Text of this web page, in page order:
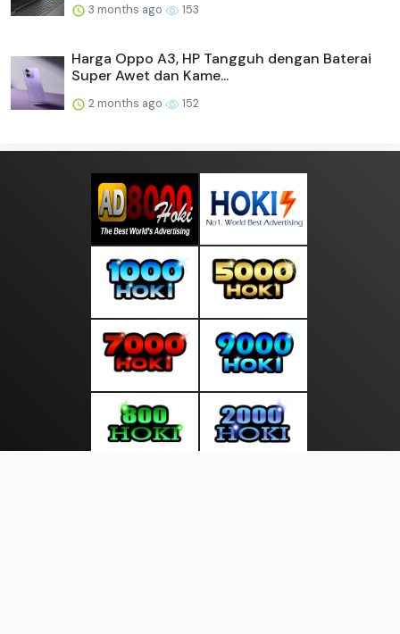
3 months ago 153
Harga Oppo A3, HP Tangguh dengan Baterai
Super Awet dan Kame...
2 months ago 152